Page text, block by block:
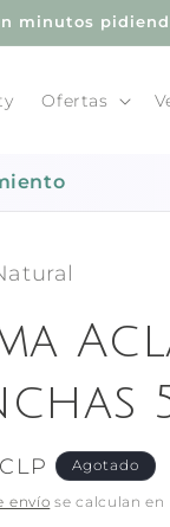
minutos
Ofertas
Agotado
envío se calculan en